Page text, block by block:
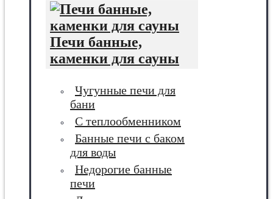
Печи банные,
каменки для сауны
Чугунные печи для
бани
С теплообменником
Банные печи с баком
для воды
Недорогие банные
печи